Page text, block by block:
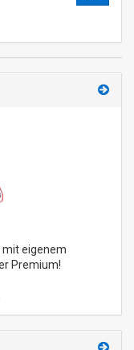
mit eigenem
Premium!